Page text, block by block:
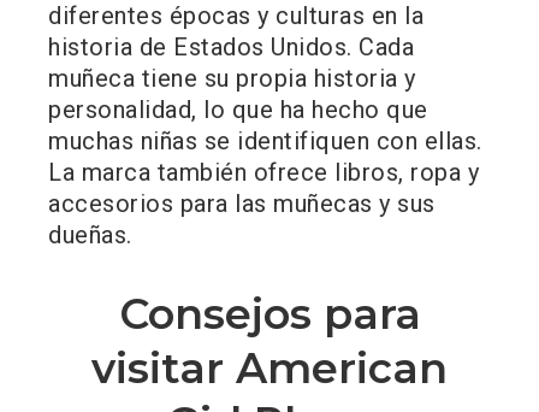
diferentes épocas y culturas en la
historia de Estados Unidos. Cada
muñeca tiene su propia historia y
personalidad, lo que ha hecho que
muchas niñas se identifiquen con ellas.
La marca también ofrece libros, ropa y
accesorios para las muñecas y sus
dueñas.
Consejos para
visitar American